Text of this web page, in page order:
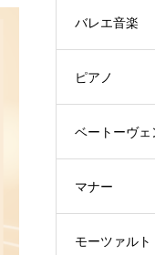
バレエ音楽
ピアノ
ベートーヴェ
マナー
モーツァルト